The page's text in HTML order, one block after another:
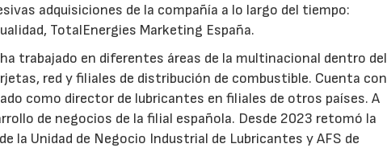
adquisiciones de la compañía a lo largo del tiempo:
TotalEnergies Marketing España.
trabajado en diferentes áreas de la multinacional dentro del
red y filiales de distribución de combustible. Cuenta con
como director de lubricantes en filiales de otros países. A
de negocios de la filial española. Desde 2023 retomó la
la Unidad de Negocio Industrial de Lubricantes y AFS de